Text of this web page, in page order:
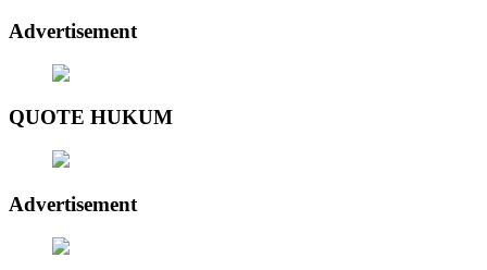
Advertisement
QUOTE HUKUM
Advertisement